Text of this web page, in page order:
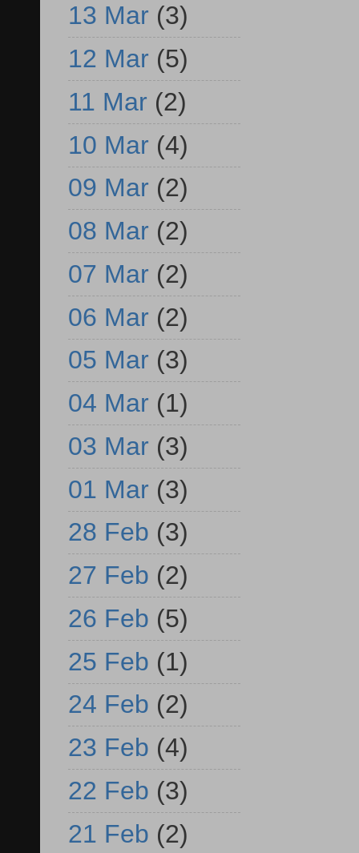
13 Mar (3)
12 Mar (5)
11 Mar (2)
10 Mar (4)
09 Mar (2)
08 Mar (2)
07 Mar (2)
06 Mar (2)
05 Mar (3)
04 Mar (1)
03 Mar (3)
01 Mar (3)
28 Feb (3)
27 Feb (2)
26 Feb (5)
25 Feb (1)
24 Feb (2)
23 Feb (4)
22 Feb (3)
21 Feb (2)